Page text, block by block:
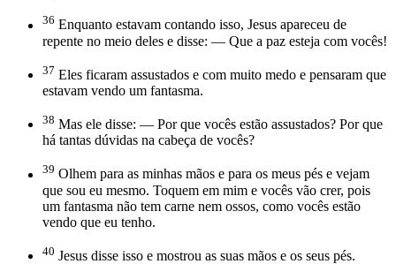
36 Enquanto estavam contando isso, Jesus apareceu de
repente no meio deles e disse: — Que a paz esteja com vocês!
37 Eles ficaram assustados e com muito medo e pensaram que
estavam vendo um fantasma.
38 Mas ele disse: — Por que vocês estão assustados? Por que
há tantas dúvidas na cabeça de vocês?
39 Olhem para as minhas mãos e para os meus pés e vejam
que sou eu mesmo. Toquem em mim e vocês vão crer, pois
um fantasma não tem carne nem ossos, como vocês estão
vendo que eu tenho.
40 Jesus disse isso e mostrou as suas mãos e os seus pés.